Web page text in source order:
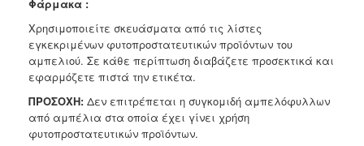
Φάρμακα :
Χρησιμοποιείτε σκευάσματα από τις λίστες
εγκεκριμένων φυτοπροστατευτικών προϊόντων του
αμπελιού. Σε κάθε περίπτωση διαβάζετε προσεκτικά και
εφαρμόζετε πιστά την ετικέτα.
ΠΡΟΣΟΧΗ: Δεν επιτρέπεται η συγκομιδή αμπελόφυλλων
από αμπέλια στα οποία έχει γίνει χρήση
φυτοπροστατευτικών προϊόντων.